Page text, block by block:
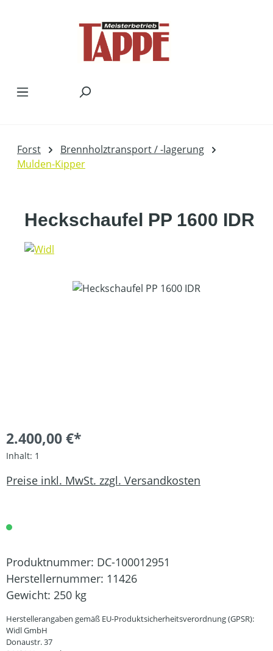
Forst
Brennholztransport / -lagerung
Mulden-Kipper
Heckschaufel PP 1600 IDR
Bildergalerie überspringen
2.400,00 €*
Inhalt: 1
Preise inkl. MwSt. zzgl. Versandkosten
Produktnummer: DC-100012951
Herstellernummer: 11426
Gewicht: 250 kg
Herstellerangaben gemäß EU-Produktsicherheitsverordnung (GPSR):
Widl GmbH
Donaustr. 37